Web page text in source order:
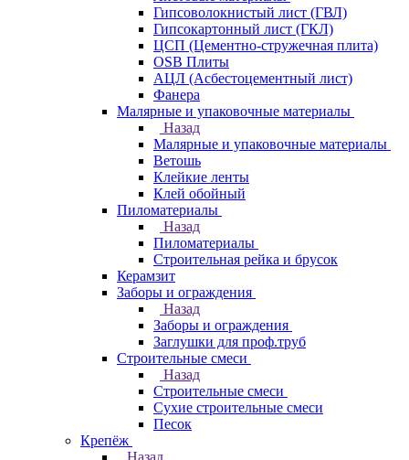
Гипсоволокнистый лист (ГВЛ)
Гипсокартонный лист (ГКЛ)
ЦСП (Цементно-стружечная плита)
OSB Плиты
АЦЛ (Асбестоцементный лист)
Фанера
Малярные и упаковочные материалы
Назад
Малярные и упаковочные материалы
Ветошь
Клейкие ленты
Клей обойный
Пиломатериалы
Назад
Пиломатериалы
Строительная рейка и брусок
Керамзит
Заборы и ограждения
Назад
Заборы и ограждения
Заглушки для проф.труб
Строительные смеси
Назад
Строительные смеси
Сухие строительные смеси
Песок
Крепёж
Назад